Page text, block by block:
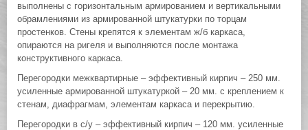
выполнены с горизонтальным армированием и вертикальными
обрамлениями из армированной штукатурки по торцам
простенков. Стены крепятся к элементам ж/б каркаса,
опираются на ригеля и выполняются после монтажа
конструктивного каркаса.
Перегородки межквартирные – эффективный кирпич – 250 мм.
усиленные армированной штукатуркой – 20 мм. с креплением к
стенам, диафрагмам, элементам каркаса и перекрытию.
Перегородки в с/у – эффективный кирпич – 120 мм. усиленные